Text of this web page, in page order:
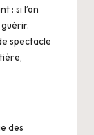
: si l’on
spectacle
des